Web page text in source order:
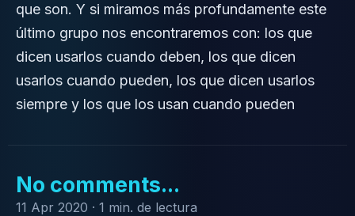
que son. Y si miramos más profundamente este
último grupo nos encontraremos con: los que
dicen usarlos cuando deben, los que dicen
usarlos cuando pueden, los que dicen usarlos
siempre y los que los usan cuando pueden
No comments...
11 Apr 2020 · 1 min. de lectura